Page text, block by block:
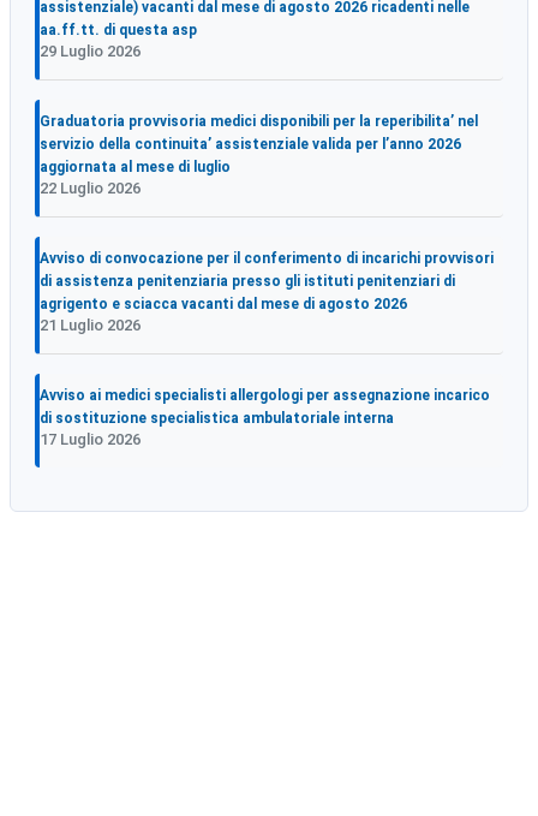
assistenziale) vacanti dal mese di agosto 2026 ricadenti nelle
aa.ff.tt. di questa asp
29 Luglio 2026
Graduatoria provvisoria medici disponibili per la reperibilita’ nel
servizio della continuita’ assistenziale valida per l’anno 2026
aggiornata al mese di luglio
22 Luglio 2026
Avviso di convocazione per il conferimento di incarichi provvisori
di assistenza penitenziaria presso gli istituti penitenziari di
agrigento e sciacca vacanti dal mese di agosto 2026
21 Luglio 2026
Avviso ai medici specialisti allergologi per assegnazione incarico
di sostituzione specialistica ambulatoriale interna
17 Luglio 2026